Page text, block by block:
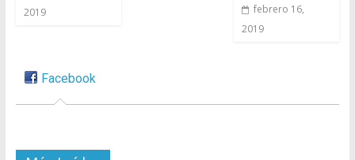
2019
febrero 16,
2019
Facebook